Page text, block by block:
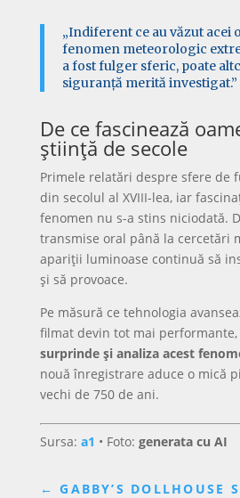
„Indiferent ce au văzut acei
fenomen meteorologic
a fost fulger sferic, poate
siguranță merită investigat.”
De ce fascinează
știință de secole
Primele relatări despre sfere de
din secolul al XVIII-lea, iar
fenomen nu s-a stins niciodată.
transmise oral până la cercetări
apariții luminoase continuă să
și să provoace.
Pe măsură ce tehnologia
filmat devin tot mai performante,
surprinde și analiza acest
nouă înregistrare aduce o mică
vechi de 750 de ani.
Sursa: a1 • Foto: generata cu AI
←GABBY’S DOLLHOUSE